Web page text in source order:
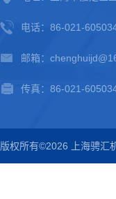
电话：86-021-
邮箱：
传真：86-021-
版权所有©2026 上海骋汇